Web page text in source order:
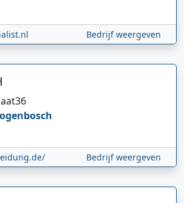
Bedrijf weergeven
36
Bedrijf weergeven